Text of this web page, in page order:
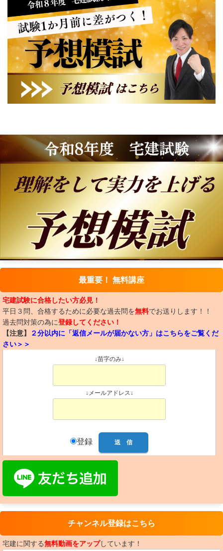
最重要！ 無料講座
宅建試験に合格したい方必見！
平日３問、合格するために必要な過去問を無料でお送りします！！
過去問対策の為に登録してください！
【注意】
２分以内に「返信メールが届かない方」はこちらをご覧くだ
さい＞＞
↓苗字のみ↓
↓メールアドレス↓
登録
チャンネル登録はこちら
宅建に関する無料動画をアップしています！